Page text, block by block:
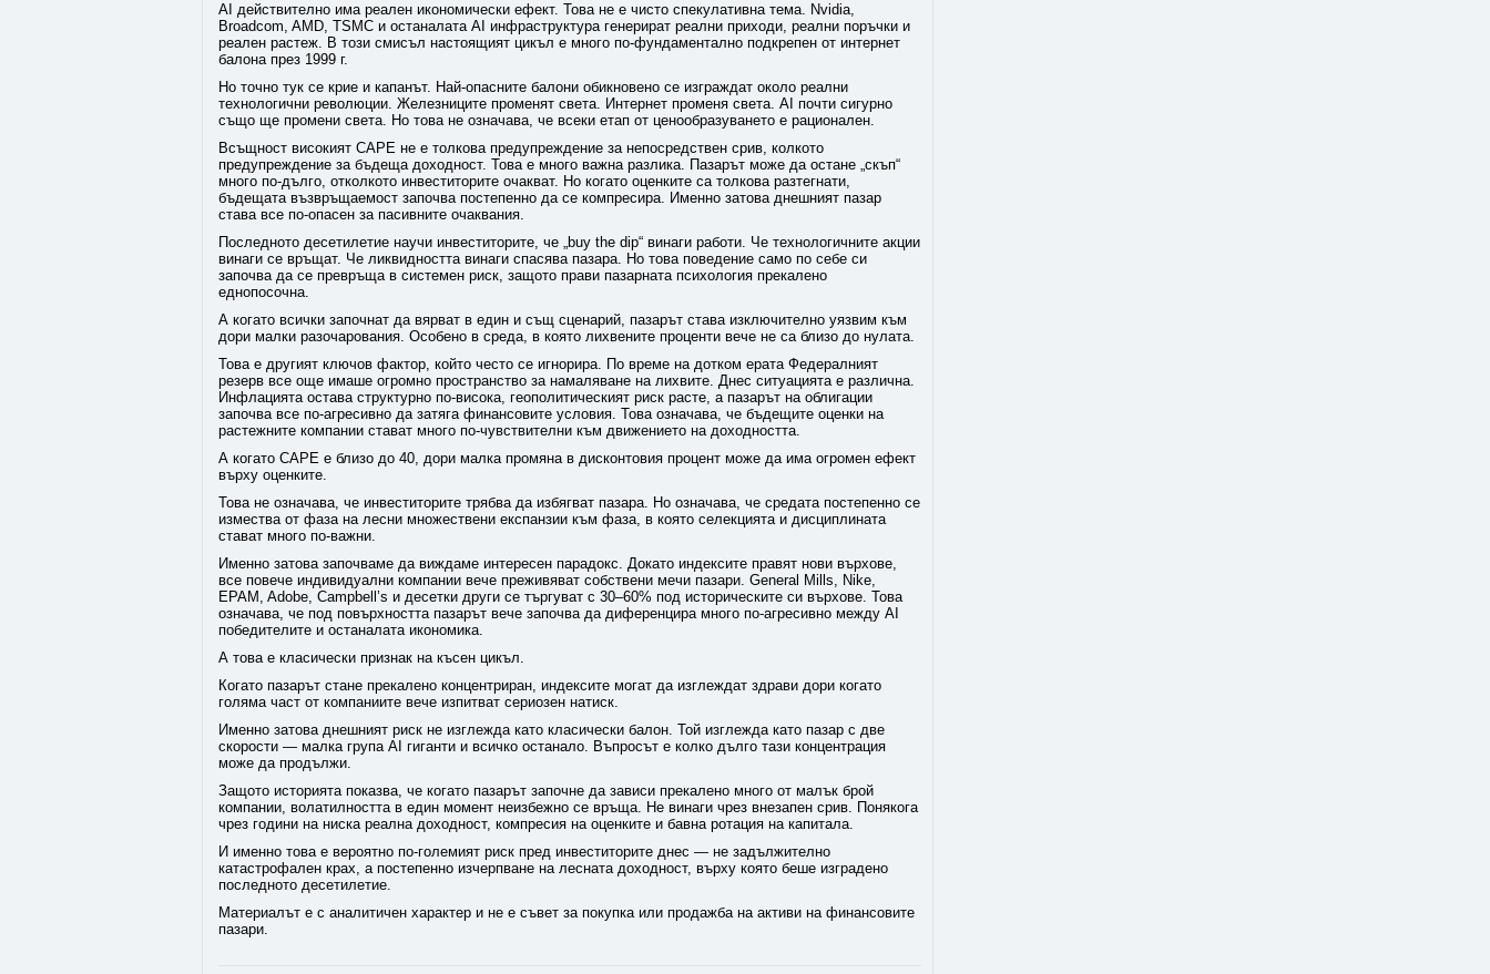
AI действително има реален икономически ефект. Това не е чисто спекулативна тема. Nvidia,
Broadcom, AMD, TSMC и останалата AI инфраструктура генерират реални приходи, реални поръчки и
реален растеж. В този смисъл настоящият цикъл е много по-фундаментално подкрепен от интернет
балона през 1999 г.
Но точно тук се крие и капанът. Най-опасните балони обикновено се изграждат около реални
технологични революции. Железниците променят света. Интернет променя света. AI почти сигурно
също ще промени света. Но това не означава, че всеки етап от ценообразуването е рационален.
Всъщност високият CAPE не е толкова предупреждение за непосредствен срив, колкото
предупреждение за бъдеща доходност. Това е много важна разлика. Пазарът може да остане „скъп“
много по-дълго, отколкото инвеститорите очакват. Но когато оценките са толкова разтегнати,
бъдещата възвръщаемост започва постепенно да се компресира. Именно затова днешният пазар
става все по-опасен за пасивните очаквания.
Последното десетилетие научи инвеститорите, че „buy the dip“ винаги работи. Че технологичните акции
винаги се връщат. Че ликвидността винаги спасява пазара. Но това поведение само по себе си
започва да се превръща в системен риск, защото прави пазарната психология прекалено
еднопосочна.
А когато всички започнат да вярват в един и същ сценарий, пазарът става изключително уязвим към
дори малки разочарования. Особено в среда, в която лихвените проценти вече не са близо до нулата.
Това е другият ключов фактор, който често се игнорира. По време на дотком ерата Федералният
резерв все още имаше огромно пространство за намаляване на лихвите. Днес ситуацията е различна.
Инфлацията остава структурно по-висока, геополитическият риск расте, а пазарът на облигации
започва все по-агресивно да затяга финансовите условия. Това означава, че бъдещите оценки на
растежните компании стават много по-чувствителни към движението на доходността.
А когато CAPE е близо до 40, дори малка промяна в дисконтовия процент може да има огромен ефект
върху оценките.
Това не означава, че инвеститорите трябва да избягват пазара. Но означава, че средата постепенно се
измества от фаза на лесни множествени експанзии към фаза, в която селекцията и дисциплината
стават много по-важни.
Именно затова започваме да виждаме интересен парадокс. Докато индексите правят нови върхове,
все повече индивидуални компании вече преживяват собствени мечи пазари. General Mills, Nike,
EPAM, Adobe, Campbell’s и десетки други се търгуват с 30–60% под историческите си върхове. Това
означава, че под повърхността пазарът вече започва да диференцира много по-агресивно между AI
победителите и останалата икономика.
А това е класически признак на късен цикъл.
Когато пазарът стане прекалено концентриран, индексите могат да изглеждат здрави дори когато
голяма част от компаниите вече изпитват сериозен натиск.
Именно затова днешният риск не изглежда като класически балон. Той изглежда като пазар с две
скорости — малка група AI гиганти и всичко останало. Въпросът е колко дълго тази концентрация
може да продължи.
Защото историята показва, че когато пазарът започне да зависи прекалено много от малък брой
компании, волатилността в един момент неизбежно се връща. Не винаги чрез внезапен срив. Понякога
чрез години на ниска реална доходност, компресия на оценките и бавна ротация на капитала.
И именно това е вероятно по-големият риск пред инвеститорите днес — не задължително
катастрофален крах, а постепенно изчерпване на лесната доходност, върху която беше изградено
последното десетилетие.
Материалът е с аналитичен характер и не е съвет за покупка или продажба на активи на финансовите
пазари.